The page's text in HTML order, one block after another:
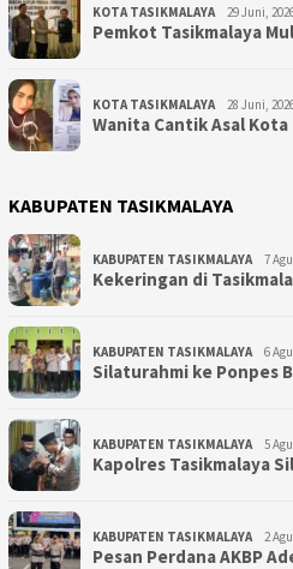
KOTA TASIKMALAYA 29 Juni,
Pemkot Tasikmalaya
KOTA TASIKMALAYA 28 Juni,
Wanita Cantik Asal
KABUPATEN TASIKMALAYA
KABUPATEN TASIKMALAYA 7
Kekeringan di
KABUPATEN TASIKMALAYA 6
Silaturahmi ke Ponpes
KABUPATEN TASIKMALAYA 5
Kapolres Tasikmalaya
KABUPATEN TASIKMALAYA 2
Pesan Perdana AKBP